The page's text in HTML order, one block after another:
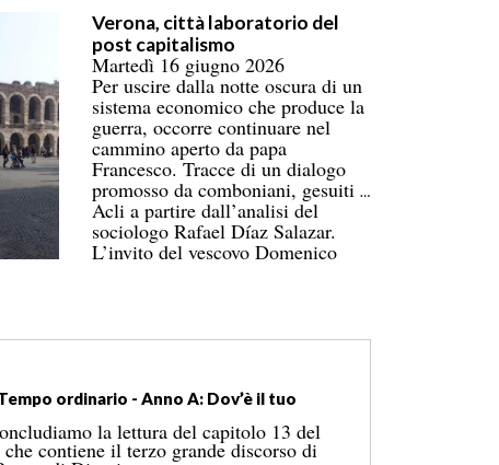
Verona, città laboratorio del
post capitalismo
Martedì 16 giugno 2026
Per uscire dalla notte oscura di un
sistema economico che produce la
guerra, occorre continuare nel
cammino aperto da papa
Francesco. Tracce di un dialogo
promosso da comboniani, gesuiti a
Acli a partire dall’analisi del
sociologo Rafael Díaz Salazar.
L’invito del vescovo Domenico
cambiamento possibile.
ordinario - Anno A: Dov’è il tuo
la lettura del capitolo 13 del
contiene il terzo grande discorso di